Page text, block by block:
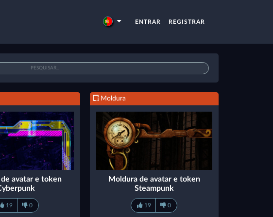
ENTRAR REGISTRAR
avatar e token
19 0
Moldura
Moldura de avatar e token
Steampunk
19 0